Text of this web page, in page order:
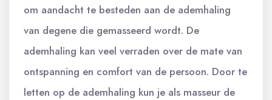
om aandacht te besteden aan de ademhaling
van degene die gemasseerd wordt. De
ademhaling kan veel verraden over de mate van
ontspanning en comfort van de persoon. Door te
letten op de ademhaling kun je als masseur de